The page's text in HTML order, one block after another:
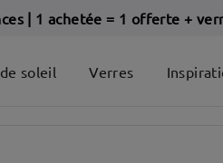
| 1 achetée = 1 offerte +
soleil Verres